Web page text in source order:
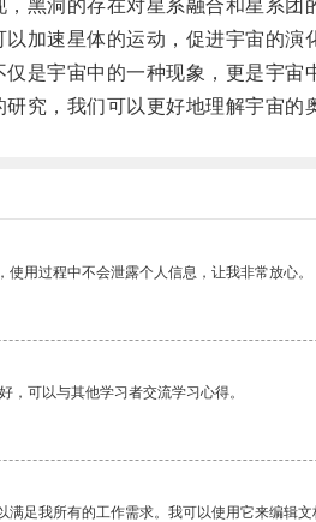
洞的存在对星系融合和星系团
速星体的运动，促进宇宙的演
宇宙中的一种现象，更是宇宙
，我们可以更好地理解宇宙的
用过程中不会泄露个人信息，让我非常放心。
，可以与其他学习者交流学习心得。
足我所有的工作需求。我可以使用它来编辑文